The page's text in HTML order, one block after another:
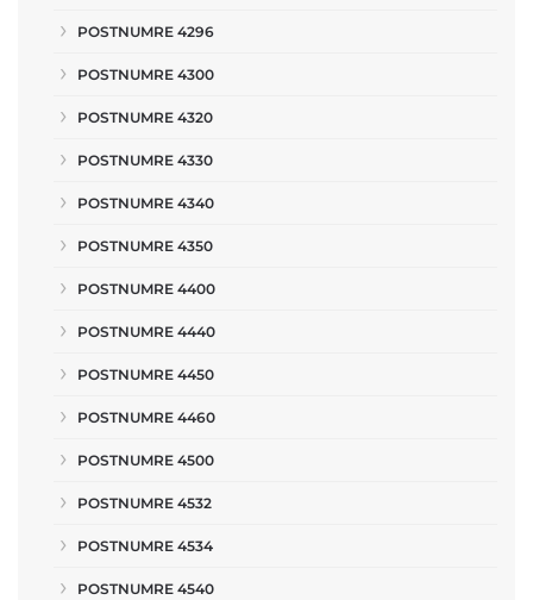
POSTNUMRE 4296
POSTNUMRE 4300
POSTNUMRE 4320
POSTNUMRE 4330
POSTNUMRE 4340
POSTNUMRE 4350
POSTNUMRE 4400
POSTNUMRE 4440
POSTNUMRE 4450
POSTNUMRE 4460
POSTNUMRE 4500
POSTNUMRE 4532
POSTNUMRE 4534
POSTNUMRE 4540